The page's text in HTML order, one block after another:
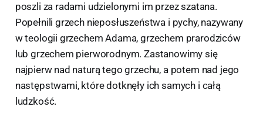
poszli za radami udzielonymi im przez szatana.
Popełnili grzech nieposłuszeństwa i pychy, nazywany
w teologii grzechem Adama, grzechem prarodziców
lub grzechem pierworodnym. Zastanowimy się
najpierw nad naturą tego grzechu, a potem nad jego
następstwami, które dotknęły ich samych i całą
ludzkość.